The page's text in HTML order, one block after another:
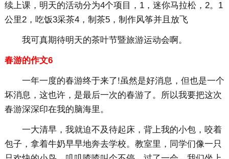
续上课，明天的活动分为4个项目，1，迷你马拉松，2。1
公里2，吃饭3采茶4，制茶5，制作风筝并且放飞
我可真期待明天的茶叶节暨旅游运动会啊。
春游的作文6
一年一度的春游终于来了!虽然是好消息，但也是一个
坏消息，这也许，是最后一次的春游了。所以我要把这次
春游深深印在我的脑海里。
一大清早，我就迫不及待起床，背上我的小包，咬着
包子，拿着牛奶早早地奔去学校。教室里，同学们像一只